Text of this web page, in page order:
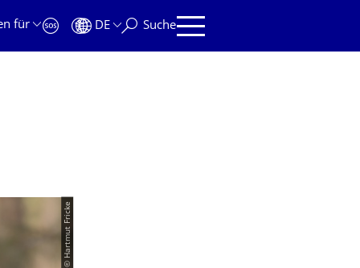
für
DE Suche
© Hartmut Fricke